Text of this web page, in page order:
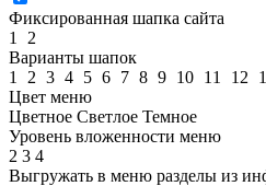
Фиксированная шапка сайта
1
2
Варианты шапок
1
2 3 4 5 6 7 8 9 10 11 12
Цвет меню
Цветное Светлое Темное
Уровень вложенности меню
2 3 4
Выгружать в меню разделы из